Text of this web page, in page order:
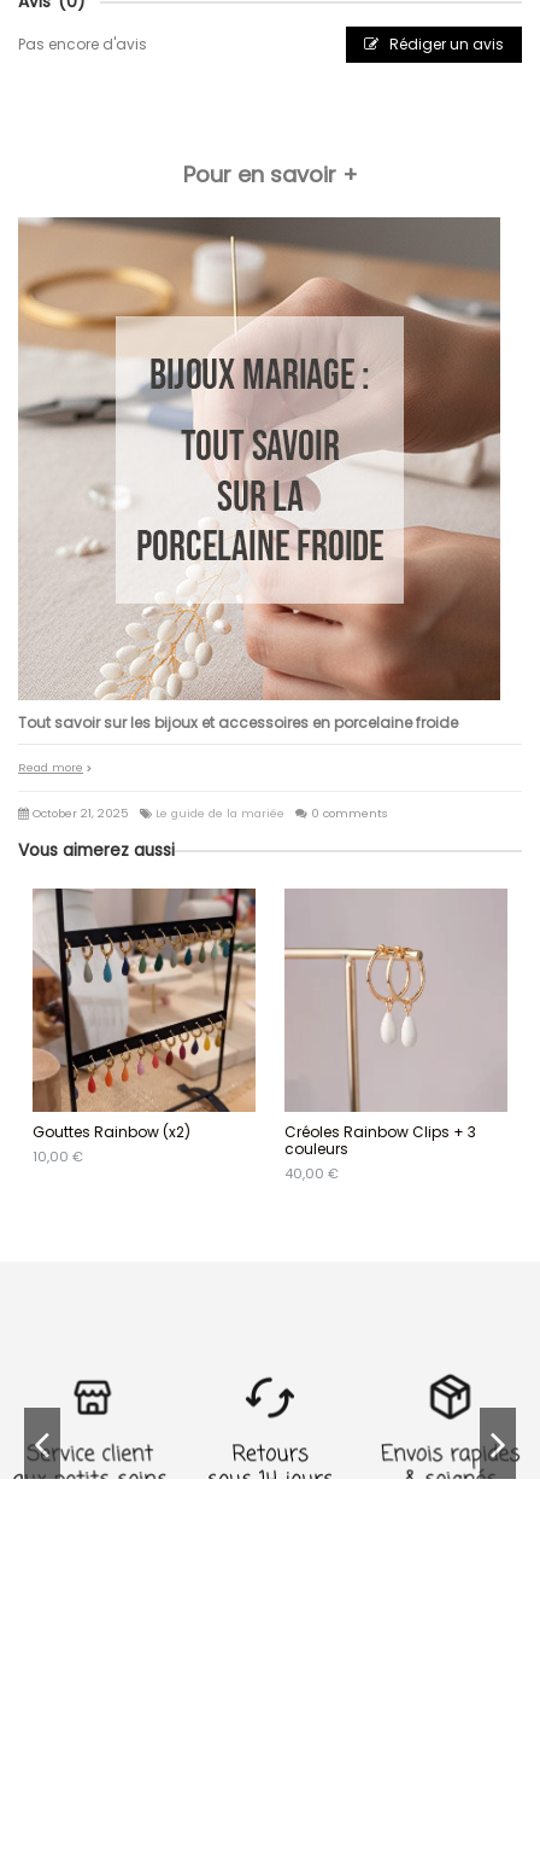
Pas encore d'avis Rédiger un avis
Pour en savoir +
Tout savoir sur les bijoux et accessoires en porcelaine froide
Read more
October 21, 2025 Le guide de la mariée 0 comments
Vous aimerez aussi
Gouttes Rainbow (x2)
10,00 €
Créoles Rainbow Clips + 3
couleurs
40,00 €